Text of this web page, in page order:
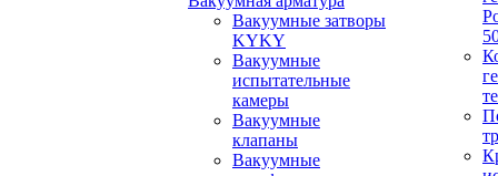
Вакуумные затворы
KYKY
Вакуумные
испытательные
камеры
Вакуумные
клапаны
Вакуумные